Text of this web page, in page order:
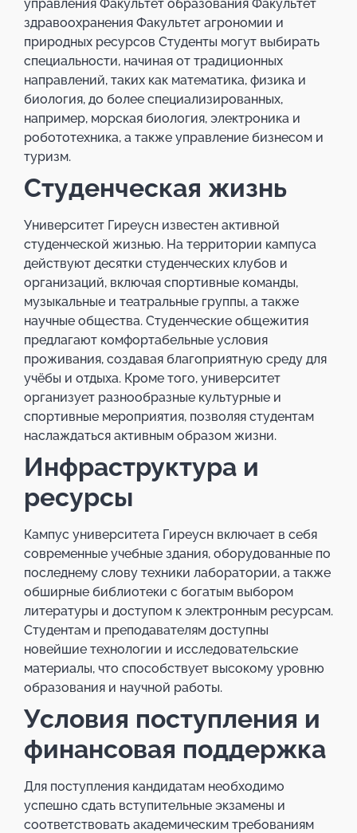
управления Факультет образования Факультет
здравоохранения Факультет агрономии и
природных ресурсов Студенты могут выбирать
специальности, начиная от традиционных
направлений, таких как математика, физика и
биология, до более специализированных,
например, морская биология, электроника и
робототехника, а также управление бизнесом и
туризм.
Студенческая жизнь
Университет Гиреусн известен активной
студенческой жизнью. На территории кампуса
действуют десятки студенческих клубов и
организаций, включая спортивные команды,
музыкальные и театральные группы, а также
научные общества. Студенческие общежития
предлагают комфортабельные условия
проживания, создавая благоприятную среду для
учёбы и отдыха. Кроме того, университет
организует разнообразные культурные и
спортивные мероприятия, позволяя студентам
наслаждаться активным образом жизни.
Инфраструктура и
ресурсы
Кампус университета Гиреусн включает в себя
современные учебные здания, оборудованные по
последнему слову техники лаборатории, а также
обширные библиотеки с богатым выбором
литературы и доступом к электронным ресурсам.
Студентам и преподавателям доступны
новейшие технологии и исследовательские
материалы, что способствует высокому уровню
образования и научной работы.
Условия поступления и
финансовая поддержка
Для поступления кандидатам необходимо
успешно сдать вступительные экзамены и
соответствовать академическим требованиям